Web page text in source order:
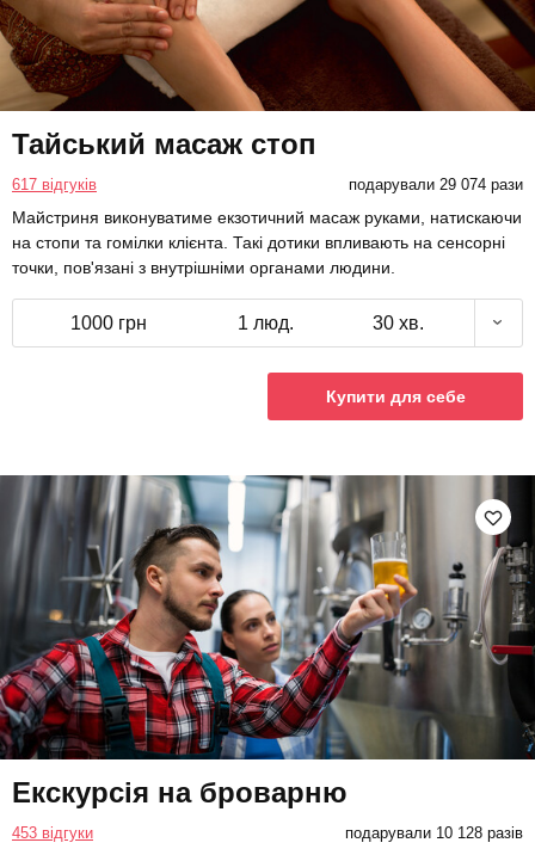
Тайський масаж стоп
617 відгуків подарували 29 074 рази
Майстриня виконуватиме екзотичний масаж руками, натискаючи
на стопи та гомілки клієнта. Такі дотики впливають на сенсорні
точки, пов'язані з внутрішніми органами людини.
1000 грн 1 люд. 30 хв.
Купити для себе
Екскурсія на броварню
453 відгуки подарували 10 128 разів